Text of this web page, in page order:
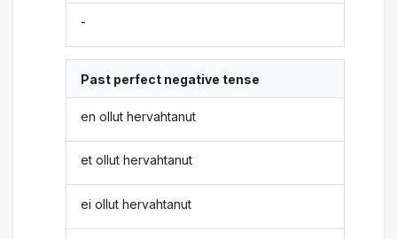
-
Past perfect negative tense
en ollut hervahtanut
et ollut hervahtanut
ei ollut hervahtanut